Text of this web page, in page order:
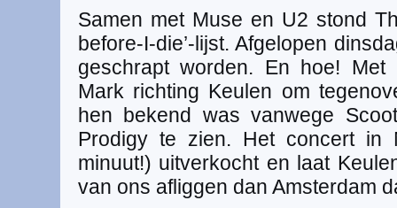
Samen met Muse en U2 stond
before-I-die’-lijst. Afgelopen
geschrapt worden. En hoe!
Mark richting Keulen om
hen bekend was vanwege
Prodigy te zien. Het concert in
minuut!) uitverkocht en laat
van ons afliggen dan Amsterdam